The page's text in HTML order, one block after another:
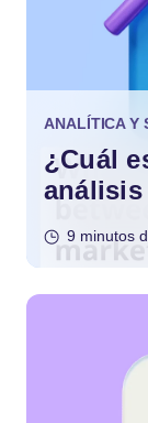
ANALÍTICA Y
¿Cuál
9 minutos